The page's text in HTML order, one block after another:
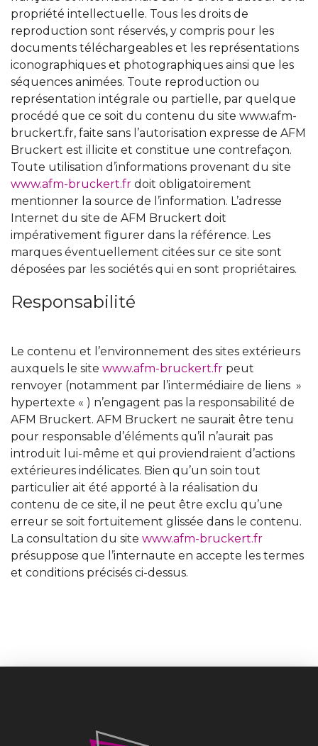
propriété intellectuelle. Tous les droits de
reproduction sont réservés, y compris pour les
documents téléchargeables et les représentations
iconographiques et photographiques ainsi que les
séquences animées. Toute reproduction ou
représentation intégrale ou partielle, par quelque
procédé que ce soit du contenu du site www.afm-
bruckert.fr, faite sans l’autorisation expresse de AFM
Bruckert est illicite et constitue une contrefaçon.
Toute utilisation d’informations provenant du site
www.afm-bruckert.fr doit obligatoirement
mentionner la source de l’information. L’adresse
Internet du site de AFM Bruckert doit
impérativement figurer dans la référence. Les
marques éventuellement citées sur ce site sont
déposées par les sociétés qui en sont propriétaires.
Responsabilité
Le contenu et l’environnement des sites extérieurs
auxquels le site www.afm-bruckert.fr peut
renvoyer (notamment par l’intermédiaire de liens »
hypertexte « ) n’engagent pas la responsabilité de
AFM Bruckert. AFM Bruckert ne saurait être tenu
pour responsable d’éléments qu’il n’aurait pas
introduit lui-même et qui proviendraient d’actions
extérieures indélicates. Bien qu’un soin tout
particulier ait été apporté à la réalisation du
contenu de ce site, il ne peut être exclu qu’une
erreur se soit fortuitement glissée dans le contenu.
La consultation du site www.afm-bruckert.fr
présuppose que l’internaute en accepte les termes
et conditions précisés ci-dessus.